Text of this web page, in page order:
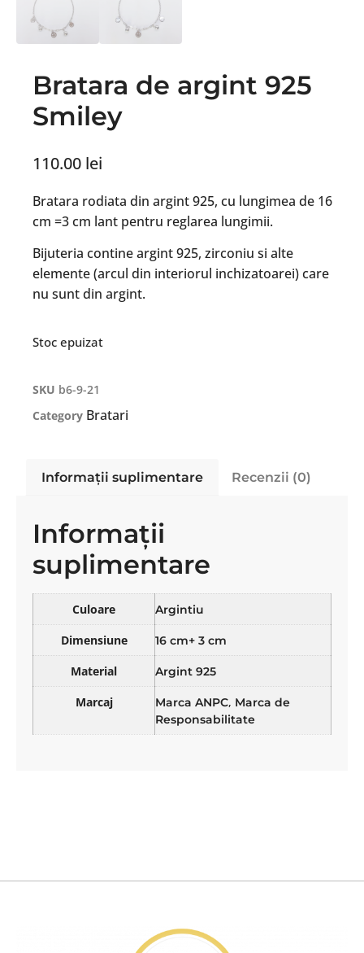
Bratara de argint 925
Smiley
110.00 lei
Bratara rodiata din argint 925, cu lungimea de 16
cm =3 cm lant pentru reglarea lungimii.
Bijuteria contine argint 925, zirconiu si alte
elemente (arcul din interiorul inchizatoarei) care
nu sunt din argint.
Stoc epuizat
SKU b6-9-21
Category Bratari
Informații suplimentare Recenzii (0)
Informații
suplimentare
Culoare Argintiu
Dimensiune 16 cm+ 3 cm
Material Argint 925
Marcaj Marca ANPC, Marca de
Responsabilitate